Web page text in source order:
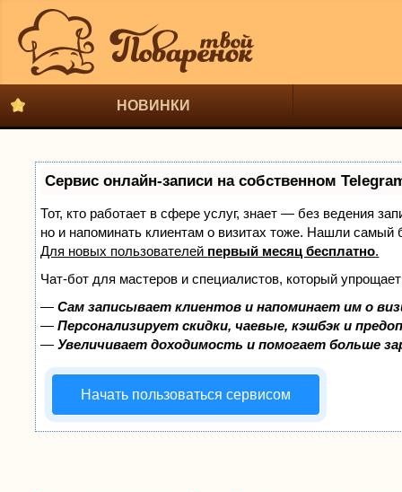
НОВИНКИ
Сервис онлайн-записи на собственном
Тот, кто работает в сфере услуг, знает — без ведения
но и напоминать клиентам о визитах тоже. Нашли
Для новых пользователей первый месяц бесплатно.
Чат-бот для мастеров и специалистов, который
—Сам записывает клиентов и напоминает им о
—Персонализирует скидки, чаевые, кэшбэк и
—Увеличивает доходимость и помогает больше
Начать пользоваться сервисом